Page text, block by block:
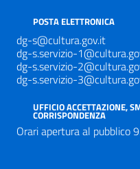
POSTA ELETTRONICA
dg-s@cultura.gov.it
dg-s.servizio-
dg-s.servizio-
dg-s.servizio-
UFFICIO ACCETTAZIONE,
CORRISPONDENZA
Orari apertura al pubblico